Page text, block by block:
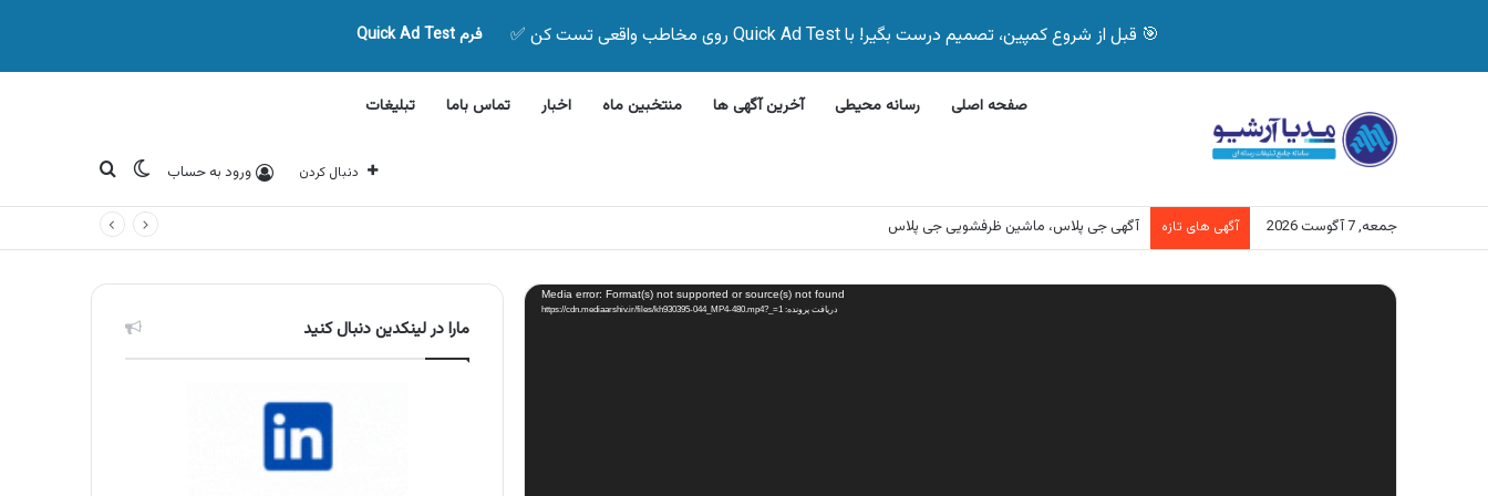
🎯 قبل از شروع کمپین، تصمیم درست بگیر! با Quick Ad Test روی مخاطب واقعی تست کن ✅ فرم Quick Ad Test
صفحه اصلی رسانه محیطی آخرین آگهی ها منتخبین ماه اخبار تماس باما تبلیغات
دنبال کردن ورود به حساب تغییر پوسته
جستجو برای
جمعه, 7 آگوست 2026 آگهی های تازه آگهی بیمه دات کام، خرید آنلاین بیمه زیر ۵ دقیقه
نمایشگر
ویدیو Media error: Format(s) not supported or source(s) not found
دریافت پرونده: https://cdn.mediaarshiv.ir/files/kh930395-044_MP4-480.mp4?_=1
مارا در لینکدین دنبال کنید